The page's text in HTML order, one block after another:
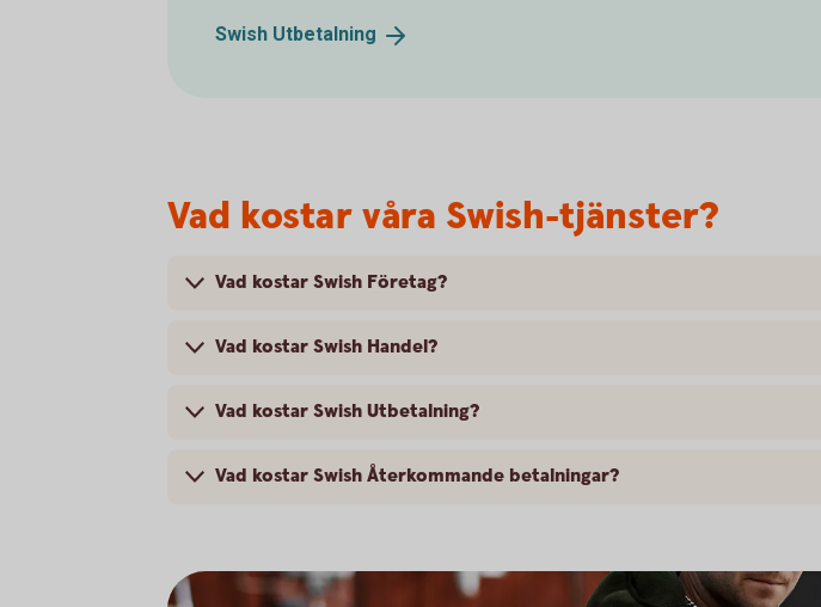
Swish Utbetalning
Vad kostar våra Swish-tjänster?
Vad kostar Swish Företag?
Vad kostar Swish Handel?
Vad kostar Swish Utbetalning?
Vad kostar Swish Återkommande betalningar?